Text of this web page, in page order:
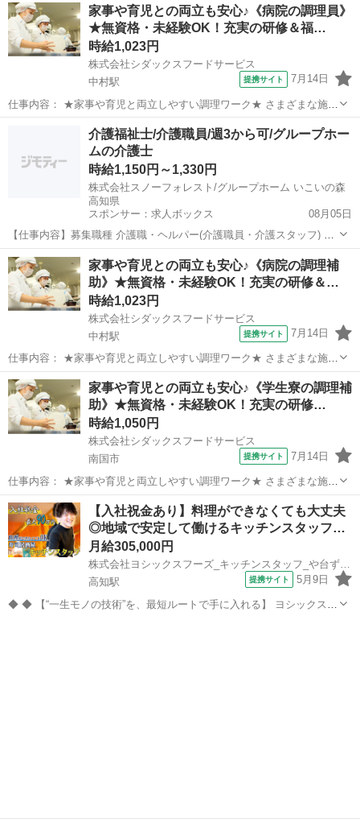
しながら働く 20～40代しゅふスタッフが多数活躍中！ ご家庭での調
理経験があれば、 未...
家事や育児との両立も安心♪《病院の調理員》
★無資格・未経験OK！充実の研修＆福…
時給1,023円
株式会社シダックスフードサービス
中村駅
提携サイト 7月14日
仕事内容： ★家事や育児と両立しやすい調理ワーク★ さまざまな施設
の食を支える 『シダックスフードサービス』では、 家事や育児と両立
しながら働く 20～40代しゅふスタッフが多数活躍中！ ご家庭での調
理経験があれば、 未...
四万十市 中村駅 キッチン
介護福祉士/介護職員/週3から可/グループホー
ムの介護士
時給1,150円～1,330円
株式会社スノーフォレスト/グループホーム いこいの森
高知県
スポンサー：求人ボックス
08月05日
【仕事内容】募集職種 介護職・ヘルパー(介護職員・介護スタッフ) パ
ート・アルバイト 仕事内容 身体介護、食事介助、入浴介助、排泄介
助、生活援助、リネン交換、レク企画・運営、調理 給与・手当 <給与
> 時給1,150〜1,330円...
アルバイト・パート
家事や育児との両立も安心♪《病院の調理補
助》★無資格・未経験OK！充実の研修＆…
時給1,023円
株式会社シダックスフードサービス
中村駅
提携サイト 7月14日
仕事内容： ★家事や育児と両立しやすい調理ワーク★ さまざまな施設
の食を支える 『シダックスフードサービス』では、 家事や育児と両立
しながら働く 20～40代しゅふスタッフが多数活躍中！ ご家庭での調
理経験があれば、 未...
高知 四万十市 中村駅 キッチン
家事や育児との両立も安心♪《学生寮の調理補
助》★無資格・未経験OK！充実の研修…
時給1,050円
株式会社シダックスフードサービス
南国市
提携サイト 7月14日
仕事内容： ★家事や育児と両立しやすい調理ワーク★ さまざまな施設
の食を支える 『シダックスフードサービス』では、 家事や育児と両立
しながら働く 20～40代しゅふスタッフが多数活躍中！ ご家庭での調
理経験があれば、 未...
高知 南国市 キッチン
【入社祝金あり】料理ができなくても大丈夫
◎地域で安定して働けるキッチンスタッフ…
月給305,000円
株式会社ヨシックスフーズ_キッチンスタッフ_や台ずし高知駅前町 (正社員)
高知駅
提携サイト 5月9日
◆ ◆ 【“一生モノの技術”を、最短ルートで手に入れる】 ヨシックスフ